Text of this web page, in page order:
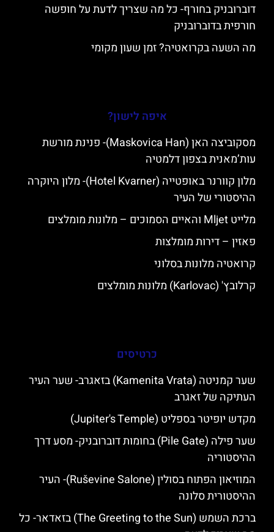
דוברובניק בחורף- כל מה שצריך לדעת על חופשה
חורפית בדוברובניק
מה השעה בקרואטיה? זמן שעון מקומי
איפה לישון?
מסקוביצה האן (Maskovica Han)- פנינת מורשת
עות’מאנית בצפון דלמטיה
מלון קוורנר באופטייה (Hotel Kvarner)- מלון היוקרה
ההיסטורי של העיר
מלייט Mljet והאיים הסמוכים – מלונות מומלצים
פאזין – דירות מומלצות
קרואטיה מלונות בסלוני
קרלובץ' (Karlovac) מלונות מומלצים
כרטיסים
שער קמניטה (Kamenita Vrata) בזאגרב- שער העיר
העתיקה של זאגרב
מקדש יופיטר בספליט (Jupiter's Temple)
שער פילה (Pile Gate) בחומות דוברובניק- מסע דרך
ההיסטוריה
המוזיאון הפתוח בסולין (Ruševine Salone)- העיר
ההיסטורית סלונה
ברכת השמש (The Greeting to the Sun) בזאדאר- כל